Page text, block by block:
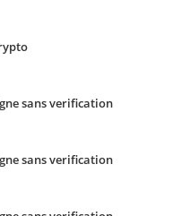
sans verification
sans verification